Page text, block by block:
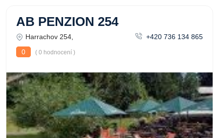
AB PENZION 254
Harrachov 254,
+420 736 134 865
0
( 0 hodnocení )